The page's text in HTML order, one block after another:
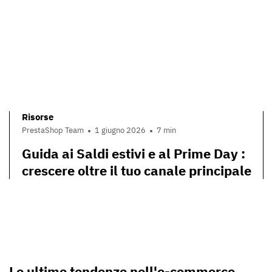
Risorse
PrestaShop Team 1 giugno 2026 7 min
Guida ai Saldi estivi e al Prime Day :
crescere oltre il tuo canale principale